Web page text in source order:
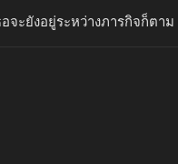
จะยังอยู่ระหว่างภารกิจก็ตาม